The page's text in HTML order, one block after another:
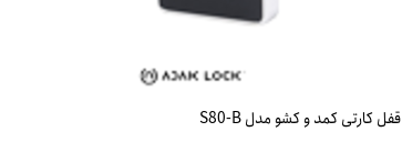
قفل کارتی کمد و کشو مدل S80-B